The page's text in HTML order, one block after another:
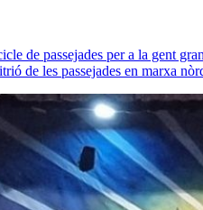
de passejades per a la gent gran
de les passejades en marxa